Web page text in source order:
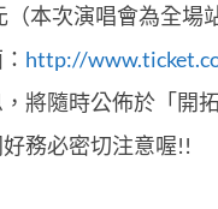
本次演唱會為全場
http://
將隨時公佈於「開
務必密切注意喔!!